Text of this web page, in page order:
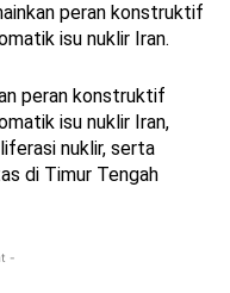
peran konstruktif
isu nuklir Iran.
peran konstruktif
isu nuklir Iran,
nuklir, serta
di Timur Tengah
-